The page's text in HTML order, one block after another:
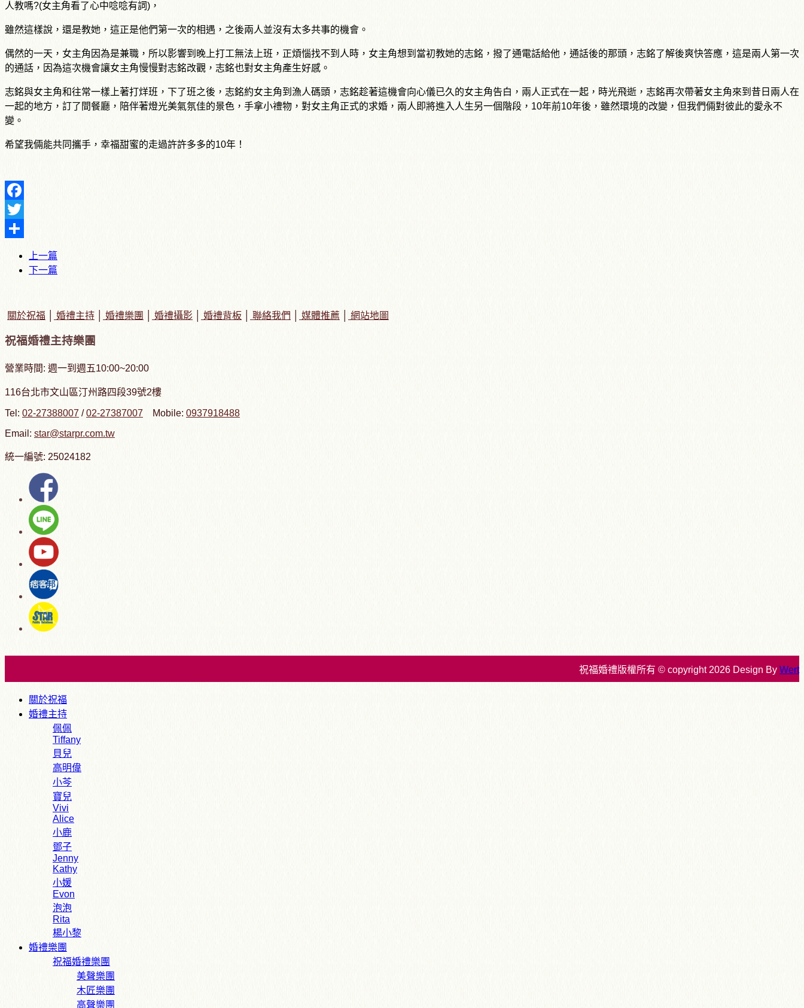
人教嗎?(女主角看了心中唸唸有詞)，
雖然這樣說，還是教她，這正是他們第一次的相遇，之後兩人並沒有太多共事的機會。
偶然的一天，女主角因為是兼職，所以影響到晚上打工無法上班，正煩惱找不到人時，女主角想到當初教她的志銘，撥了通電話給他，通話後的那頭，志銘了解後爽快答應，這是兩人第一次
的通話，因為這次機會讓女主角慢慢對志銘改觀，志銘也對女主角產生好感。
志銘與女主角和往常一樣上著打烊班，下了班之後，志銘約女主角到漁人碼頭，志銘趁著這機會向心儀已久的女主角告白，兩人正式在一起，時光飛逝，志銘再次帶著女主角來到昔日兩人在
一起的地方，訂了間餐廳，陪伴著燈光美氣氛佳的景色，手拿小禮物，對女主角正式的求婚，兩人即將進入人生另一個階段，10年前10年後，雖然環境的改變，但我們倆對彼此的愛永不
變。
希望我倆能共同攜手，幸福甜蜜的走過許許多多的10年！
Facebook
Twitter
上一篇
下一篇
關於祝福 婚禮主持 婚禮樂團 婚禮攝影 婚禮背板 聯絡我們 媒體推薦 網站地圖
祝福婚禮主持樂團
營業時間: 週一到週五10:00~20:00
116台北市文山區汀州路四段39號2樓
Tel: 02-27388007 /02-27387007 Mobile: 0937918488
Email: star@starpr.com.tw
統一編號: 25024182
祝福婚禮版權所有 © copyright 2026 Design By Wert
關於祝福
婚禮主持
佩佩
Tiffany
貝兒
高明偉
小芩
寶兒
Vivi
Alice
小鹿
鄧子
Jenny
Kathy
小媛
Evon
泡泡
Rita
楊小黎
婚禮樂團
祝福婚禮樂團
美聲樂團
木匠樂團
高聲樂團